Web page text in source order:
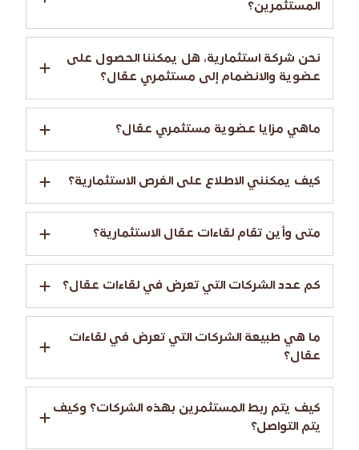
المستثمرين؟
نحن شركة استثمارية، هل يمكننا الحصول على
عضوية والانضمام إلى مستثمري عقال؟
ماهي مزايا عضوية مستثمري عقال؟
كيف يمكنني الاطلاع على الفرص الاستثمارية؟
متى وأين تقام لقاءات عقال الاستثمارية؟
كم عدد الشركات التي تعرض في لقاءات عقال؟
ما هي طبيعة الشركات التي تعرض في لقاءات
عقال؟
كيف يتم ربط المستثمرين بهذه الشركات؟ وكيف
يتم التواصل؟